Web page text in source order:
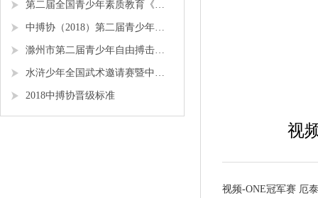
第二届全国青少年素质教育《勇者争锋》搏击锦标赛
中搏协（2018）第二届青少年锦标赛
滁州市第二届青少年自由搏击全国邀请赛
水浒少年全国武术邀请赛暨中搏协青少年搏击锦标赛
2018中搏协晋级标准
视
视频-ONE冠军赛 厄